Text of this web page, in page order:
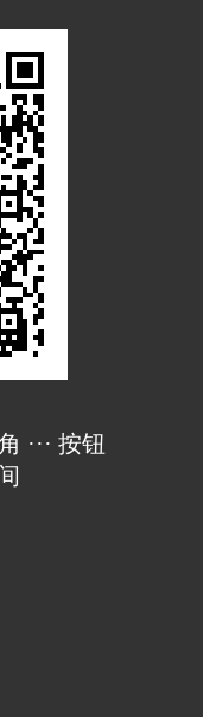
··· 按钮